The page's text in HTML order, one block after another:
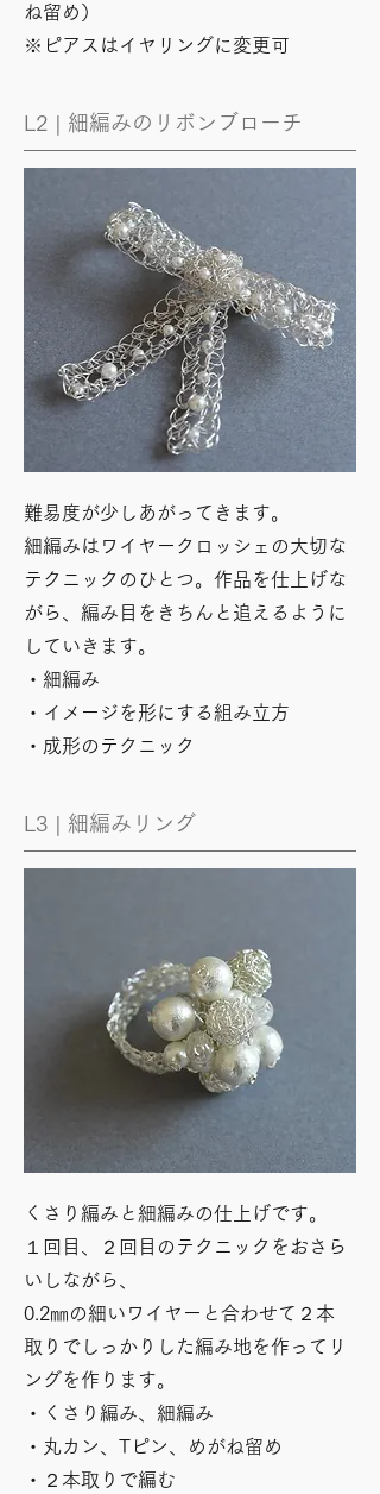
ね留め）
※ピアスはイヤリングに変更可
L2 | 細編みのリボンブローチ
難易度が少しあがってきます。
​細編みはワイヤークロッシェの大切な
テクニックのひとつ。作品を仕上げな
がら、編み目をきちんと追えるように
していきます。
・細編み
​・イメージを形にする組み立方
​・成形のテクニック
L3 | 細編みリング
くさり編みと細編みの仕上げです。
１回目、２回目のテクニックをおさら
いしながら、
0.2㎜の細いワイヤーと合わせて２本
取りでしっかりした編み地を作ってリ
ングを作ります。
・くさり編み、細編み
・丸カン、Tピン、めがね留め
・２本取りで編む